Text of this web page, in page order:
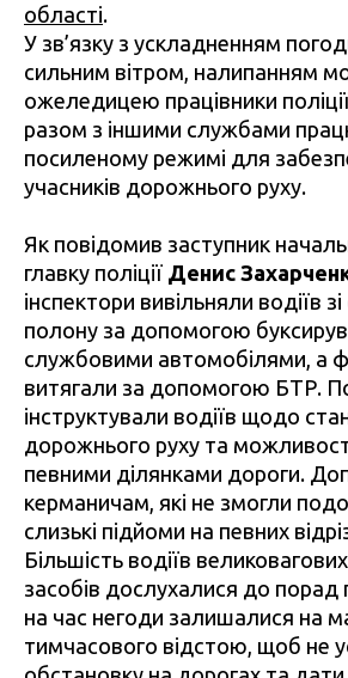
області.
У зв’язку з ускладненням
сильним вітром, налипанням
ожеледицею працівники
разом з іншими службами
посиленому режимі для
учасників дорожнього руху.
Як повідомив заступник
главку поліції Денис
інспектори вивільняли водіїв зі
полону за допомогою
службовими автомобілями, а
витягали за допомогою БТР.
інструктували водіїв щодо
дорожнього руху та
певними ділянками дороги.
керманичам, які не змогли
слизькі підйоми на певних
Більшість водіїв
засобів дослухалися до порад
на час негоди залишалися на
тимчасового відстою, щоб не